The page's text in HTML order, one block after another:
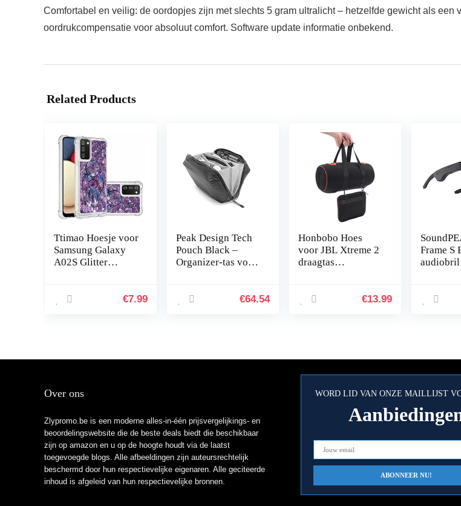
Comfortabel en veilig: de oordopjes zijn met slechts 5 gram ultralicht – hetzelfde gewicht als
oordrukcompensatie voor absoluut comfort. Software update informatie onbekend.
Related Products
Ttimao Hoesje voor
Samsung Galaxy
A02S Glitter
Telefoonhoes
€7.99
Peak Design Tech
Pouch Black –
Organizer-tas voor
€64.54
Honbobo Hoes
voor JBL Xtreme 2
draagtas
voor JBL Xtreme 2
€13.99
Frame S
Qualcomm
Over ons
Zlypromo.be is een moderne alles-in-één prijsvergelijkings- en
beoordelingswebsite die de beste deals biedt die beschikbaar
zijn op amazon en u op de hoogte houdt via de laatst
toegevoegde blogs. Alle afbeeldingen zijn auteursrechtelijk
beschermd door hun respectievelijke eigenaren. Alle geciteerde
inhoud is afgeleid van hun respectievelijke bronnen.
WORD LID VAN ONZE MAILLIJST